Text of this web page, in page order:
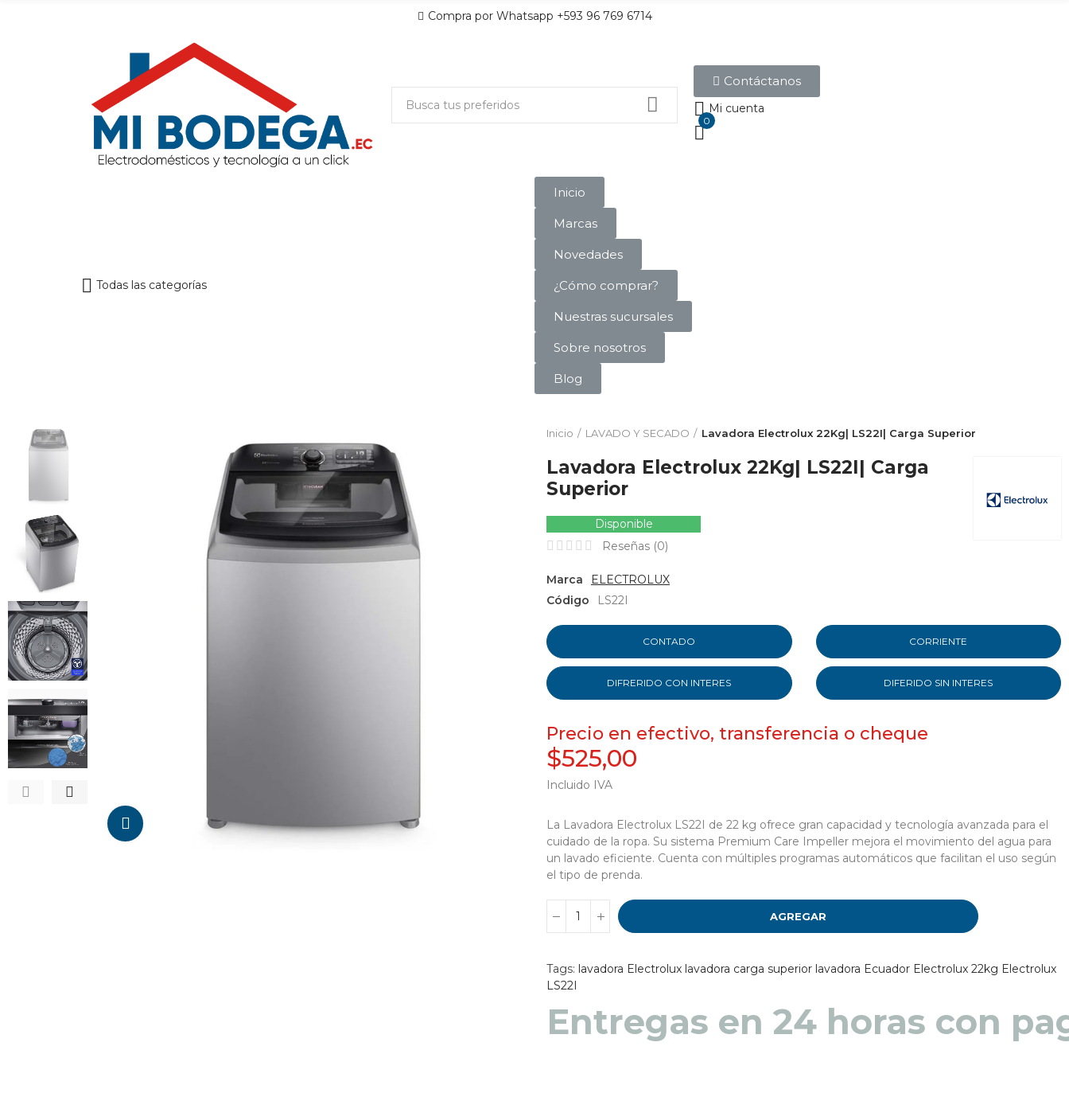
Compra por Whatsapp +593 96 769 6714
Contáctanos
Mi cuenta
0
Todas las categorías
Inicio
Marcas
Novedades
¿Cómo comprar?
Nuestras sucursales
Sobre nosotros
Blog
Da click para agrandar
Inicio LAVADO Y SECADO Lavadora Electrolux 22Kg| LS22I| Carga Superior
Lavadora Electrolux 22Kg| LS22I| Carga
Superior
Disponible
Reseñas (0)
Marca
ELECTROLUX
Código
LS22I
CONTADO CORRIENTE
DIFRERIDO CON INTERES DIFERIDO SIN INTERES
Precio en efectivo, transferencia o cheque
$525,00
Incluido IVA
La Lavadora Electrolux LS22I de 22 kg ofrece gran capacidad y tecnología avanzada para el
cuidado de la ropa. Su sistema Premium Care Impeller mejora el movimiento del agua para
un lavado eficiente. Cuenta con múltiples programas automáticos que facilitan el uso según
el tipo de prenda.
AGREGAR
Tags: lavadora Electrolux lavadora carga superior lavadora Ecuador Electrolux 22kg Electrolux
LS22I
Entregas en 48 a 72 horas